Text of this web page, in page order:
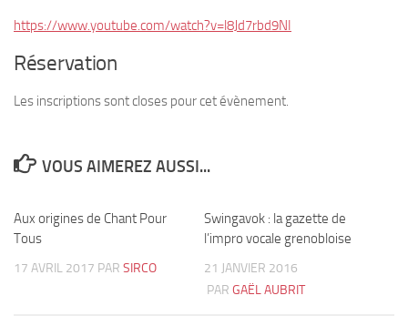
https://www.youtube.com/watch?v=l8Jd7rbd9NI
Réservation
Les inscriptions sont closes pour cet évènement.
VOUS AIMEREZ AUSSI...
Aux origines de Chant Pour
Tous
17 AVRIL 2017 PAR SIRCO
Swingavok : la gazette de
l’impro vocale grenobloise
21 JANVIER 2016
PAR GAËL AUBRIT